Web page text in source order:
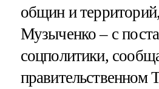
общин и
Музыченко – с
соцполитики,
правительственном